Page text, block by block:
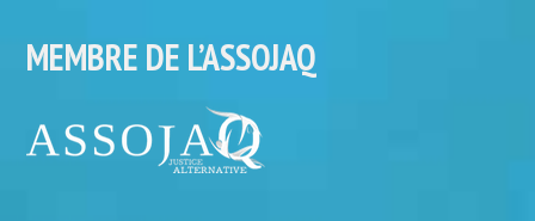
MEMBRE DE L’ASSOJAQ